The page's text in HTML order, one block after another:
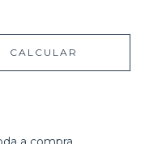
CALCULAR